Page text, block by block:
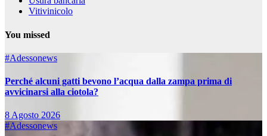
Vitivinicolo
You missed
#Adessonews
Perché alcuni gatti bevono l’acqua dalla zampa prima di
avvicinarsi alla ciotola?
8 Agosto 2026
#Adessonews